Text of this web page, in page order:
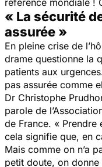
« La sécurité
assurée »
En pleine crise de
drame questionne la
patients aux
pas assurée comme
Dr Christophe
parole de
de France. « Prendre
cela signifie que, en
Mais comme on n’a
petit doute, on